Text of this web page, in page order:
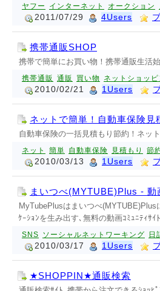
ヤフー インターネット オークション
2011/07/29 4Users
携帯通販SHOP
携帯で簡単にお買い物！携帯通販生活
携帯通販 通販 買い物 ネットショッピ
2010/02/21 1Users
ネットで簡単！自動車保険見
自動車保険の一括見積もり節約！ネッ
ネット 簡単 自動車保険 見積もり 節
2010/03/13 1Users
まいつべ(MYTUBE)Plus - 動
MyTubePlusはまいつべ
ｹｰｼｮﾝを生み出す､無料の動画ｺﾐｭﾆﾃｨｻｲ
SNS ソーシャルネットワーキング 日
2010/03/17 1Users
★SHOPPIN★通販検索